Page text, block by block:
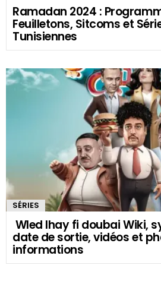
Ramadan 2024 :
Feuilletons, Sitcoms et
Tunisiennes
SÉRIES
Wled lhay fi doubai Wiki,
date de sortie, vidéos et
informations